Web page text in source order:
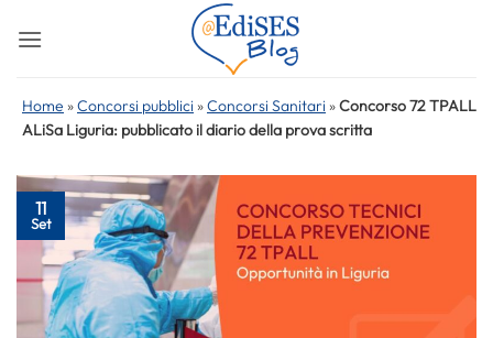
Home »Concorsi pubblici »Concorsi Sanitari »Concorso 72 TPALL
ALiSa Liguria: pubblicato il diario della prova scritta
11
Set